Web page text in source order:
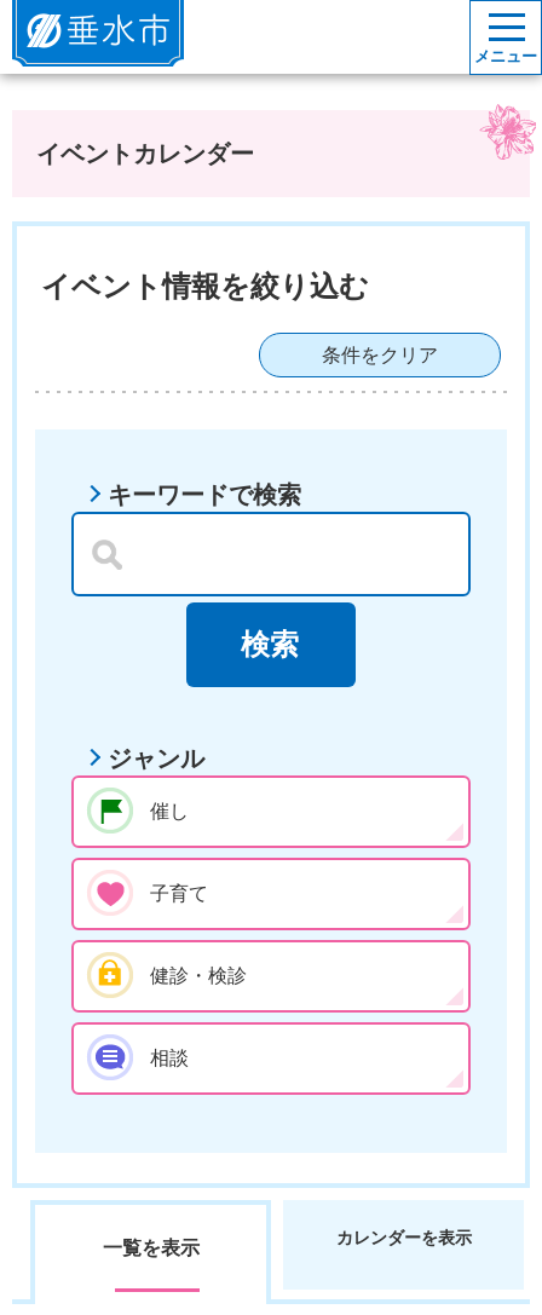
垂水市
メニュー
イベントカレンダー
イベント情報を絞り込む
条件をクリア
キーワードで検索
ジャンル
催し
子育て
健診・検診
相談
一覧を表示 カレンダーを表示